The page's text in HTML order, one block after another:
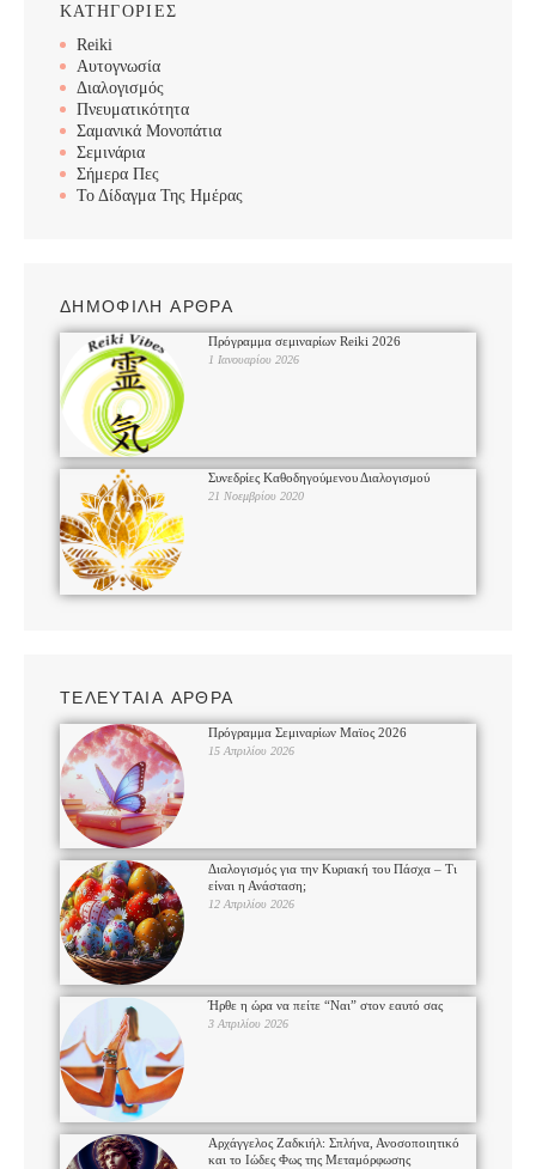
ΚΑΤΗΓΟΡΙΕΣ
Reiki
Αυτογνωσία
Διαλογισμός
Πνευματικότητα
Σαμανικά Μονοπάτια
Σεμινάρια
Σήμερα Πες
Το Δίδαγμα Της Ημέρας
ΔΗΜΟΦΙΛΗ ΑΡΘΡΑ
Πρόγραμμα σεμιναρίων Reiki 2026
1 Ιανουαρίου 2026
Συνεδρίες Καθοδηγούμενου Διαλογισμού
21 Νοεμβρίου 2020
ΤΕΛΕΥΤΑΙΑ ΑΡΘΡΑ
Πρόγραμμα Σεμιναρίων Μαϊος 2026
15 Απριλίου 2026
Διαλογισμός για την Κυριακή του Πάσχα – Τι
είναι η Ανάσταση;
12 Απριλίου 2026
Ήρθε η ώρα να πείτε “Ναι” στον εαυτό σας
3 Απριλίου 2026
Αρχάγγελος Ζαδκιήλ: Σπλήνα, Ανοσοποιητικό
και το Ιώδες Φως της Μεταμόρφωσης